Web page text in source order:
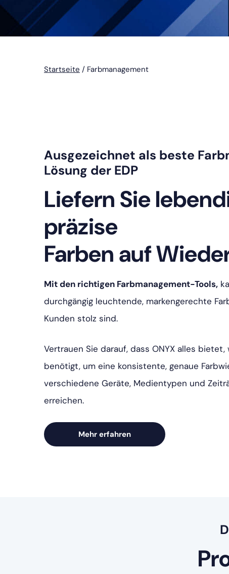
Startseite / Farbmanagement
Ausgezeichnet als beste
Lösung der EDP
Liefern Sie
präzise
Farben auf
Mit den richtigen Farbmanagement-Tools,
durchgängig leuchtende, markengerechte
Kunden stolz sind.
Vertrauen Sie darauf, dass ONYX alles
benötigt, um eine konsistente, genaue
verschiedene Geräte, Medientypen und
erreichen.
Mehr erfahren